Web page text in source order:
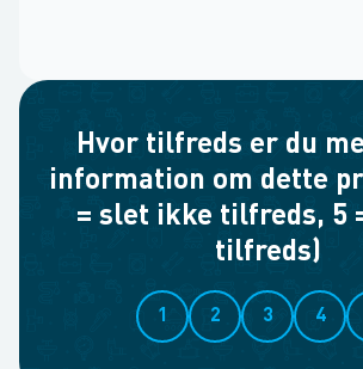
Hvor tilfreds er du
information om dette
= slet ikke tilfreds, 5
tilfreds)
1 2 3 4